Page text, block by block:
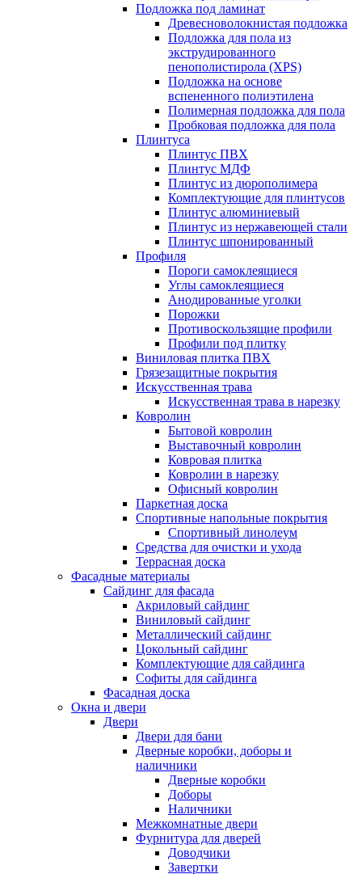
Подложка под ламинат
Древесноволокнистая подложка
Подложка для пола из
экструдированного
пенополистирола (XPS)
Подложка на основе
вспененного полиэтилена
Полимерная подложка для пола
Пробковая подложка для пола
Плинтуса
Плинтус ПВХ
Плинтус МДФ
Плинтус из дюрополимера
Комплектующие для плинтусов
Плинтус алюминиевый
Плинтус из нержавеющей стали
Плинтус шпонированный
Профиля
Пороги самоклеящиеся
Углы самоклеящиеся
Анодированные уголки
Порожки
Противоскользящие профили
Профили под плитку
Виниловая плитка ПВХ
Грязезащитные покрытия
Искусственная трава
Искусственная трава в нарезку
Ковролин
Бытовой ковролин
Выставочный ковролин
Ковровая плитка
Ковролин в нарезку
Офисный ковролин
Паркетная доска
Спортивные напольные покрытия
Спортивный линолеум
Средства для очистки и ухода
Террасная доска
Фасадные материалы
Сайдинг для фасада
Акриловый сайдинг
Виниловый сайдинг
Металлический сайдинг
Цокольный сайдинг
Комплектующие для сайдинга
Софиты для сайдинга
Фасадная доска
Окна и двери
Двери
Двери для бани
Дверные коробки, доборы и
наличники
Дверные коробки
Доборы
Наличники
Межкомнатные двери
Фурнитура для дверей
Доводчики
Завертки